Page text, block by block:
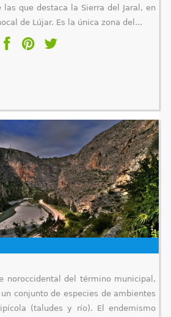
que destaca la Sierra del Jaral, en
de Lújar. Es la única zona del...
noroccidental del término municipal,
conjunto de especies de ambientes
(taludes y río). El endemismo